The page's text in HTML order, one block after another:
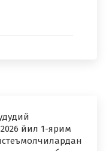
йил 1-ярим